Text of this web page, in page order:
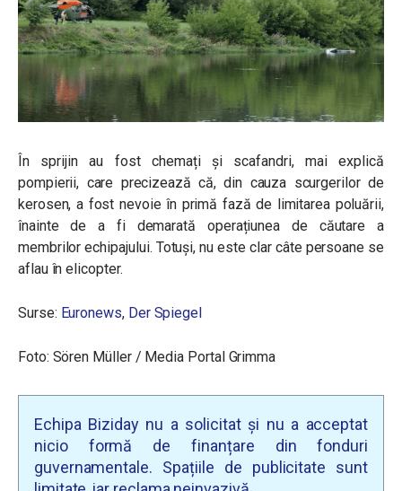
În sprijin au fost chemați și scafandri, mai explică
pompierii, care precizează că, din cauza scurgerilor de
kerosen, a fost nevoie în primă fază de limitarea poluării,
înainte de a fi demarată operațiunea de căutare a
membrilor echipajului. Totuși, nu este clar câte persoane se
aflau în elicopter.
Surse: Euronews, Der Spiegel
Foto: Sören Müller / Media Portal Grimma
Echipa Biziday nu a solicitat și nu a acceptat
nicio formă de finanțare din fonduri
guvernamentale. Spațiile de publicitate sunt